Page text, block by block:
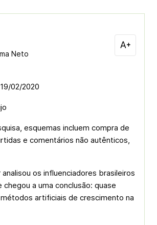
Neto
02/2020
esquemas incluem compra de
e comentários não autênticos,
os influenciadores brasileiros
chegou a uma conclusão: quase
artificiais de crescimento na